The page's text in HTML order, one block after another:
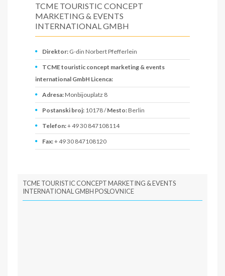
TCME TOURISTIC CONCEPT
MARKETING & EVENTS
INTERNATIONAL GMBH
Direktor: G-din Norbert Pfefferlein
TCME touristic concept marketing & events
international GmbH Licenca:
Adresa: Monbijouplatz 8
Postanski broj: 10178 /Mesto: Berlin
Telefon:+ 49 30 847108114
Fax:+ 49 30 847108120
international GmbH Web sajt:www.touristic-
concept.com
TCME TOURISTIC CONCEPT MARKETING & EVENTS
INTERNATIONAL GMBH POSLOVNICE